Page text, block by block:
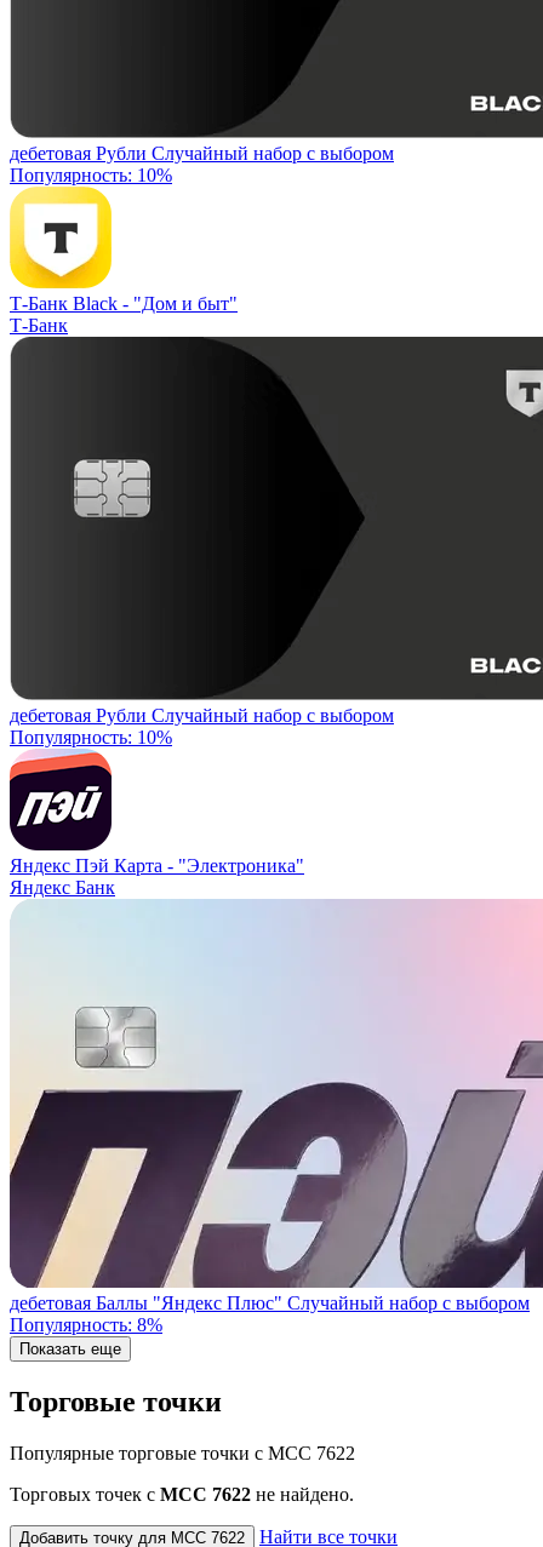
дебетовая Рубли Случайный набор с выбором
Популярность: 10%
Т-Банк Black - "Дом и быт"
Т-Банк
дебетовая Рубли Случайный набор с выбором
Популярность: 10%
Яндекс Пэй Карта - "Электроника"
Яндекс Банк
дебетовая Баллы "Яндекс Плюс" Случайный набор с выбором
Популярность: 8%
Показать еще
Торговые точки
Популярные торговые точки с MCC 7622
Торговых точек с МСС 7622 не найдено.
Добавить точку для MCC 7622 Найти все точки